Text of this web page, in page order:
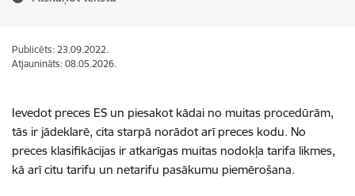
Publicēts: 23.09.2022.
Atjaunināts: 08.05.2026.
Ievedot preces ES un piesakot kādai no muitas procedūrām,
tās ir jādeklarē, cita starpā norādot arī preces kodu. No
preces klasifikācijas ir atkarīgas muitas nodokļa tarifa likmes,
kā arī citu tarifu un netarifu pasākumu piemērošana.